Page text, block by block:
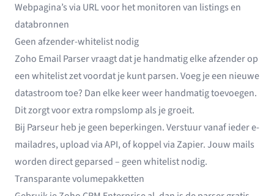
Webpagina’s via URL voor het monitoren van listings en
databronnen
Geen afzender-whitelist nodig
Zoho Email Parser vraagt dat je handmatig elke afzender op
een whitelist zet voordat je kunt parsen. Voeg je een nieuwe
datastroom toe? Dan elke keer weer handmatig toevoegen.
Dit zorgt voor extra rompslomp als je groeit.
Bij Parseur heb je geen beperkingen. Verstuur vanaf ieder e-
mailadres, upload via API, of koppel via Zapier. Jouw mails
worden direct geparsed – geen whitelist nodig.
Transparante volumepakketten